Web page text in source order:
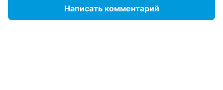
Написать комментарий